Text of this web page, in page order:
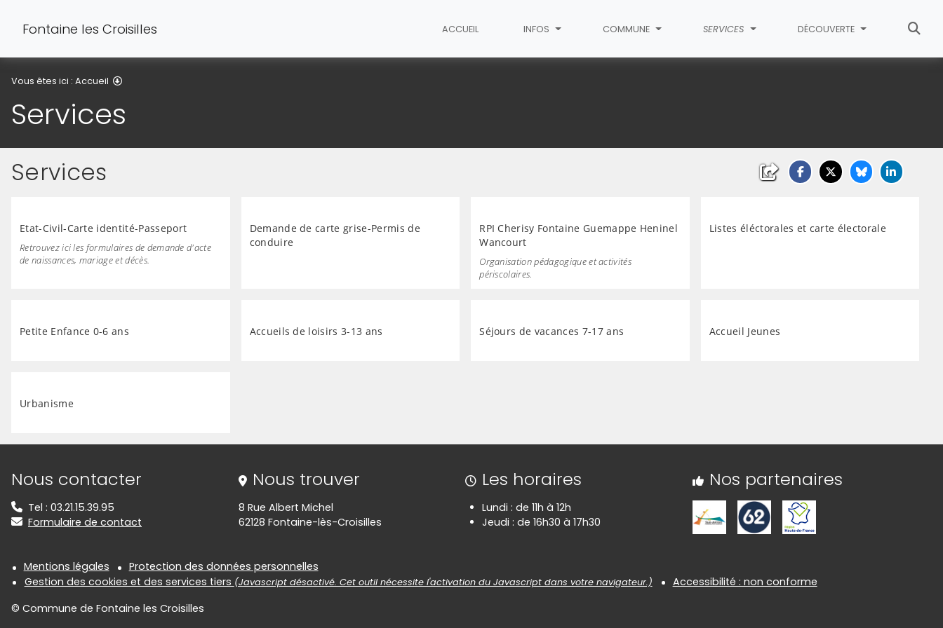
Fontaine les Croisilles ACCUEIL INFOS COMMUNE SERVICES DÉCOUVERTE
Vous êtes ici : Accueil
Services
Services
Etat-Civil-Carte identité-Passeport
Retrouvez ici les formulaires de demande d'acte
de naissances, mariage et décès.
Demande de carte grise-Permis de
conduire
RPI Cherisy Fontaine Guemappe Heninel
Wancourt
Organisation pédagogique et activités
périscolaires.
Listes éléctorales et carte électorale
Petite Enfance 0-6 ans Accueils de loisirs 3-13 ans Séjours de vacances 7-17 ans Accueil Jeunes
Urbanisme
Informations de contact
Nous contacter
Tel : 03.21.15.39.95
Formulaire de contact
Nous trouver
8 Rue Albert Michel
62128 Fontaine-lès-Croisilles
Les horaires
Lundi : de 11h à 12h
Jeudi : de 16h30 à 17h30
Nos partenaires
Informations réglementaires
Mentions légales
Protection des données personnelles
Gestion des cookies et des services tiers (Javascript désactivé. Cet outil nécessite l'activation du Javascript dans votre navigateur.)
Accessibilité : non conforme
© Commune de Fontaine les Croisilles